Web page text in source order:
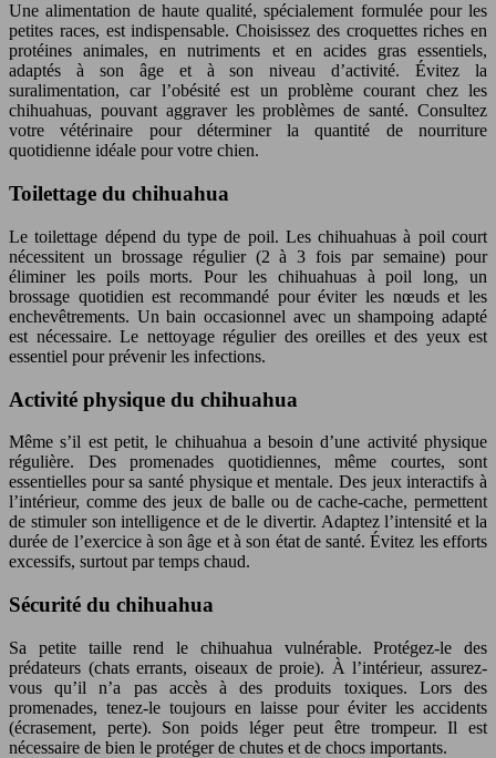
Une alimentation de haute qualité, spécialement formulée pour les
petites races, est indispensable. Choisissez des croquettes riches en
protéines animales, en nutriments et en acides gras essentiels,
adaptés à son âge et à son niveau d’activité. Évitez la
suralimentation, car l’obésité est un problème courant chez les
chihuahuas, pouvant aggraver les problèmes de santé. Consultez
votre vétérinaire pour déterminer la quantité de nourriture
quotidienne idéale pour votre chien.
Toilettage du chihuahua
Le toilettage dépend du type de poil. Les chihuahuas à poil court
nécessitent un brossage régulier (2 à 3 fois par semaine) pour
éliminer les poils morts. Pour les chihuahuas à poil long, un
brossage quotidien est recommandé pour éviter les nœuds et les
enchevêtrements. Un bain occasionnel avec un shampoing adapté
est nécessaire. Le nettoyage régulier des oreilles et des yeux est
essentiel pour prévenir les infections.
Activité physique du chihuahua
Même s’il est petit, le chihuahua a besoin d’une activité physique
régulière. Des promenades quotidiennes, même courtes, sont
essentielles pour sa santé physique et mentale. Des jeux interactifs à
l’intérieur, comme des jeux de balle ou de cache-cache, permettent
de stimuler son intelligence et de le divertir. Adaptez l’intensité et la
durée de l’exercice à son âge et à son état de santé. Évitez les efforts
excessifs, surtout par temps chaud.
Sécurité du chihuahua
Sa petite taille rend le chihuahua vulnérable. Protégez-le des
prédateurs (chats errants, oiseaux de proie). À l’intérieur, assurez-
vous qu’il n’a pas accès à des produits toxiques. Lors des
promenades, tenez-le toujours en laisse pour éviter les accidents
(écrasement, perte). Son poids léger peut être trompeur. Il est
nécessaire de bien le protéger de chutes et de chocs importants.